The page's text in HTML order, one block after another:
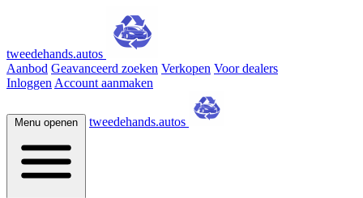
tweedehands.autos
Aanbod Geavanceerd zoeken Verkopen Voor dealers
Inloggen Account aanmaken
Menu openen tweedehands.autos